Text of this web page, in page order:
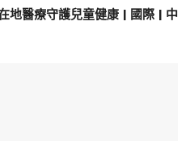
地醫療守護兒童健康 | 國際 | 中